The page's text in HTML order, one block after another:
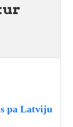
pa Latviju